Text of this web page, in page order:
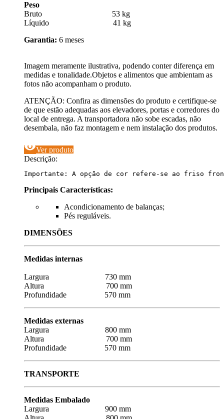
Peso
Bruto 53 kg
Líquido 41 kg
Garantia: 6 meses
Imagem meramente ilustrativa, podendo conter diferença em
medidas e tonalidade.Objetos e alimentos que ambientam as
fotos não acompanham o produto.
ATENÇÃO: Confira as dimensões do produto e certifique-se
de que estão adequadas aos elevadores, portas e corredores do
local de entrega. A transportadora não sobe escadas, não
desembala, não faz montagem e nem instalação dos produtos.
visibilityVer produto
Descrição:
Importante: A opção de cor refere-se ao friso
Principais Características:
Acondicionamento de balanças;
Pés reguláveis.
DIMENSÕES
Medidas internas
Largura 730 mm
Altura 700 mm
Profundidade 570 mm
Medidas externas
Largura 800 mm
Altura 700 mm
Profundidade 570 mm
TRANSPORTE
Medidas Embalado
Largura 900 mm